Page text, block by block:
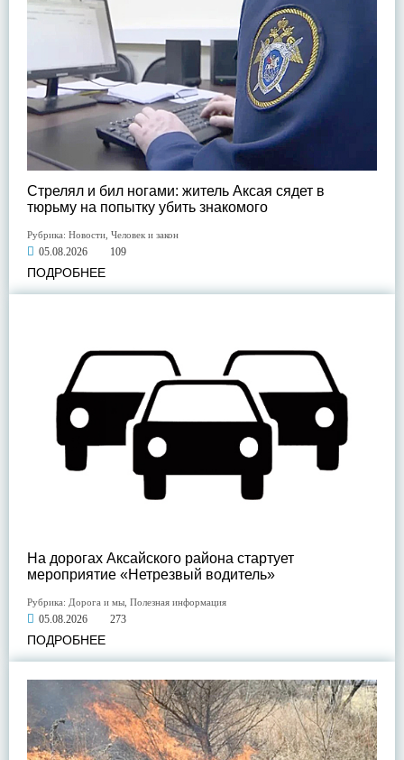
Стрелял и бил ногами: житель Аксая сядет в
тюрьму на попытку убить знакомого
Рубрика: Новости Человек и закон
05.08.2026 109
ПОДРОБНЕЕ
На дорогах Аксайского района стартует
мероприятие «Нетрезвый водитель»
Рубрика: Дорога и мы Полезная информация
05.08.2026 273
ПОДРОБНЕЕ